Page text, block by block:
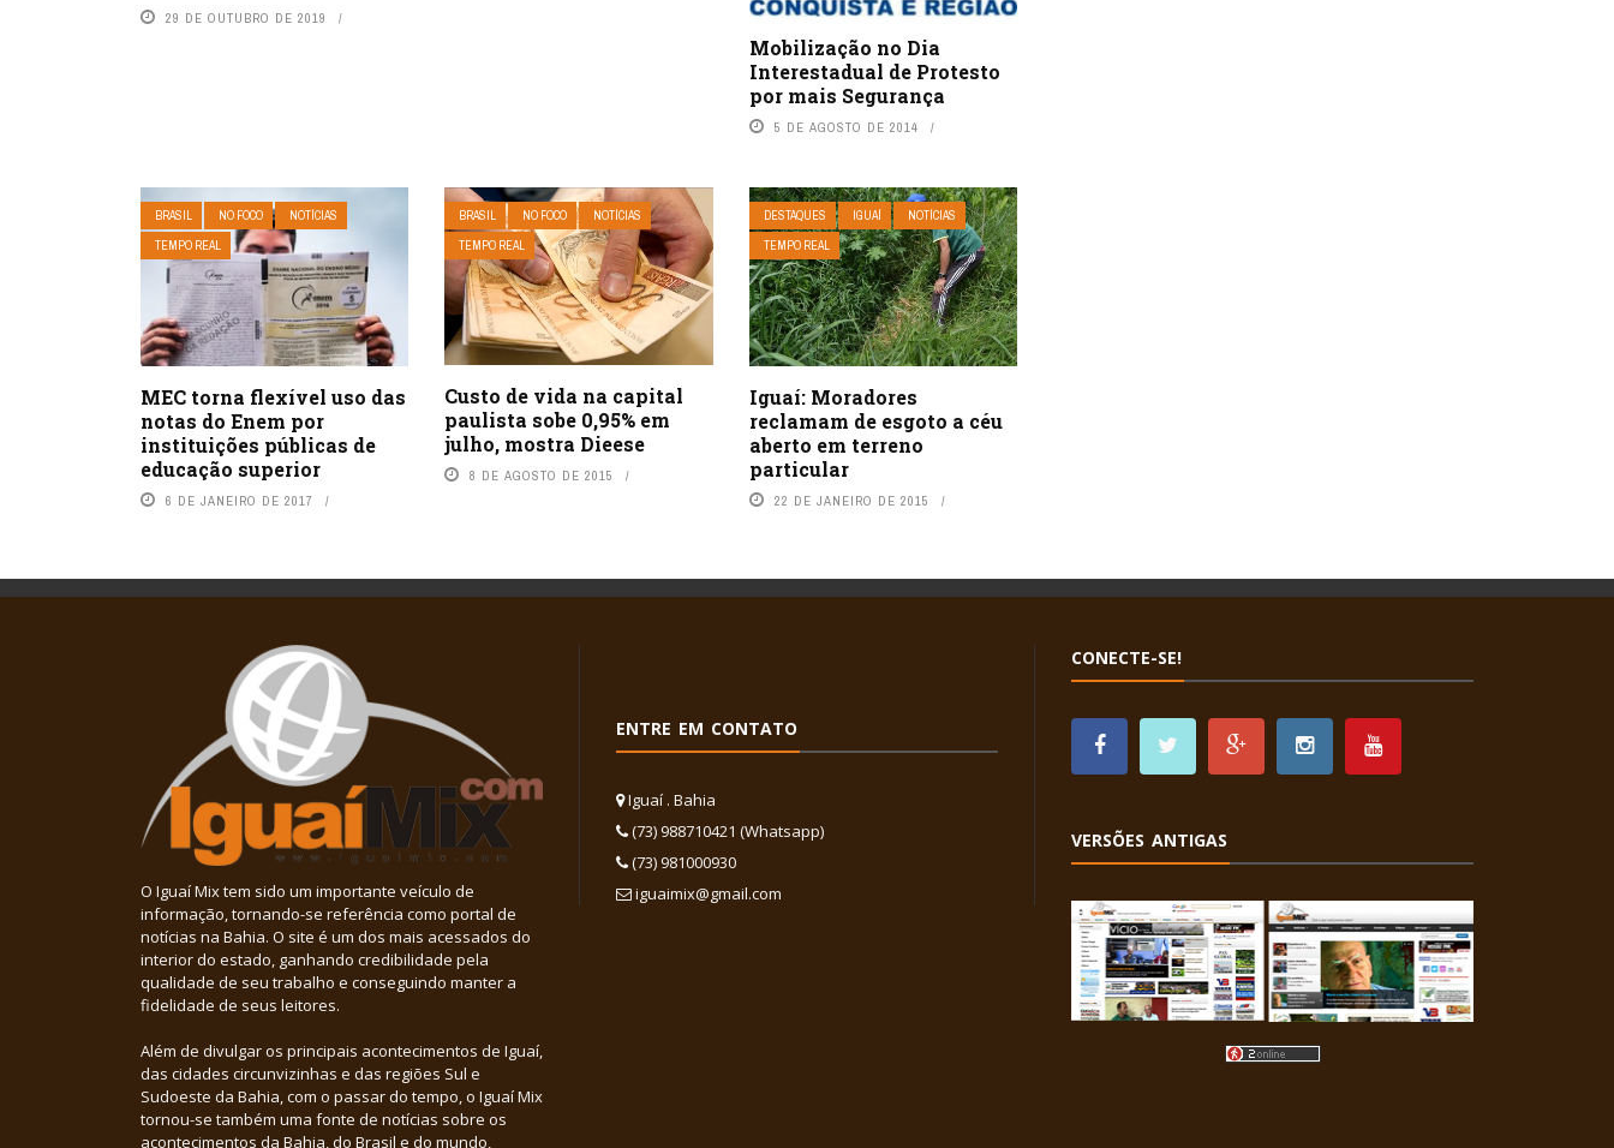
29 DE OUTUBRO DE 2019
Mobilização no Dia
Interestadual de Protesto
por mais Segurança
5 DE AGOSTO DE 2014
BRASIL NO FOCO
NOTÍCIAS
TEMPO REAL
MEC torna flexível uso das
notas do Enem por
instituições públicas de
educação superior
6 DE JANEIRO DE 2017
BRASIL NO FOCO
NOTÍCIAS
TEMPO REAL
Custo de vida na capital
paulista sobe 0,95% em
julho, mostra Dieese
8 DE AGOSTO DE 2015
DESTAQUES IGUAÍ
NOTÍCIAS
TEMPO REAL
Iguaí: Moradores
reclamam de esgoto a céu
aberto em terreno
particular
22 DE JANEIRO DE 2015
O Iguaí Mix tem sido um importante veículo de
informação, tornando-se referência como portal de
notícias na Bahia. O site é um dos mais acessados do
interior do estado, ganhando credibilidade pela
qualidade de seu trabalho e conseguindo manter a
fidelidade de seus leitores.
Além de divulgar os principais acontecimentos de Iguaí,
das cidades circunvizinhas e das regiões Sul e
Sudoeste da Bahia, com o passar do tempo, o Iguaí Mix
tornou-se também uma fonte de notícias sobre os
acontecimentos da Bahia, do Brasil e do mundo,
ENTRE EM CONTATO
Iguaí . Bahia
(73) 988710421 (Whatsapp)
(73) 981000930
iguaimix@gmail.com
CONECTE-SE!
VERSÕES ANTIGAS